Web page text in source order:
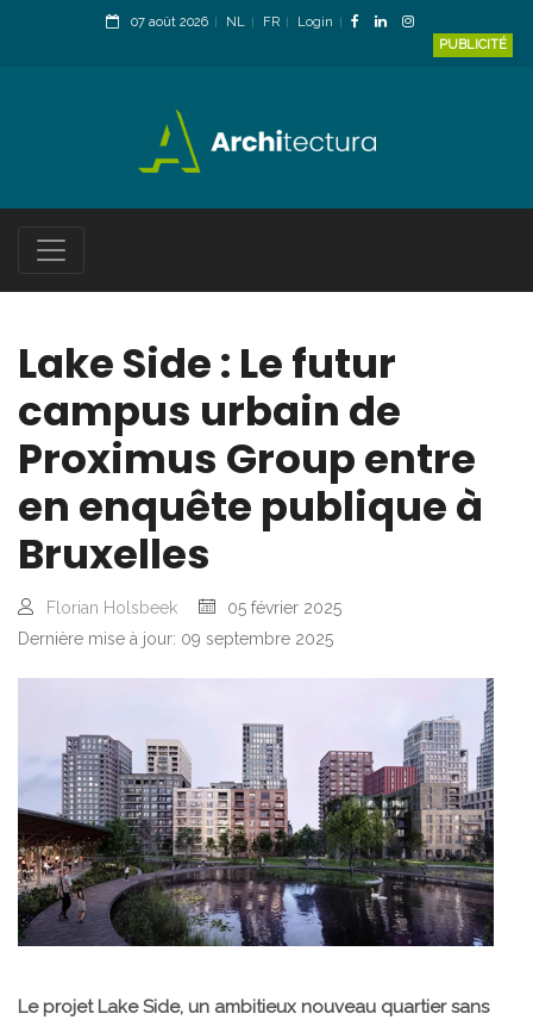
07 août 2026 NL FR
Login
PUBLICITÉ
Lake Side : Le futur
campus urbain de
Proximus Group entre
en enquête publique à
Bruxelles
Florian Holsbeek
05 février 2025
Dernière mise à jour: 09 septembre 2025
Le projet Lake Side, un ambitieux nouveau quartier sans